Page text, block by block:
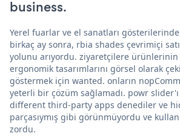
business.
Yerel fuarlar ve el sanatları
birkaç ay sonra, rbia shades çevrimiçi
yolunu arıyordu. ziyaretçilere
ergonomik tasarımlarını görsel olarak
göstermek için wanted. onların
yeterli bir çözüm sağlamadı. powr
different third-party apps denediler ve
parçasıymış gibi görünmüyordu ve
zordu.